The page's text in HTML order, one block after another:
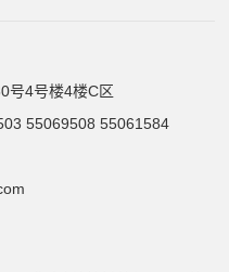
号4号楼4楼C区
55069508 55061584